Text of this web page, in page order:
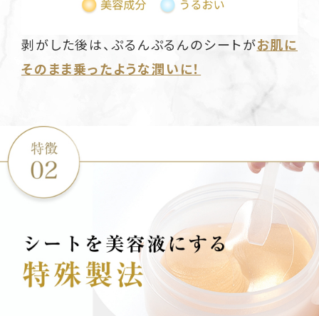
剥がした後は、ぷるんぷるんのシートが お肌に
そのまま乗ったような潤いに！